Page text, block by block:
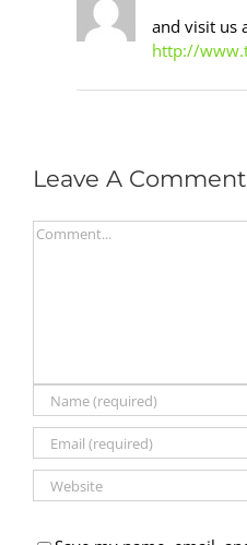
and visit us
http://
Leave A Comment
Comment